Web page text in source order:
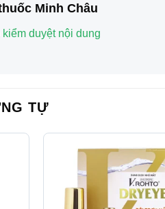
Minh Châu
duyệt nội dung
TỰ